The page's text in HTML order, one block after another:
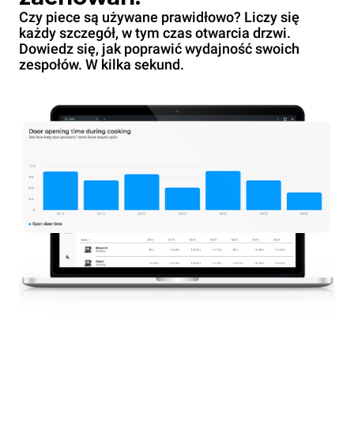
Czy piece są używane prawidłowo? Liczy się
każdy szczegół, w tym czas otwarcia drzwi.
Dowiedz się, jak poprawić wydajność swoich
zespołów. W kilka sekund.